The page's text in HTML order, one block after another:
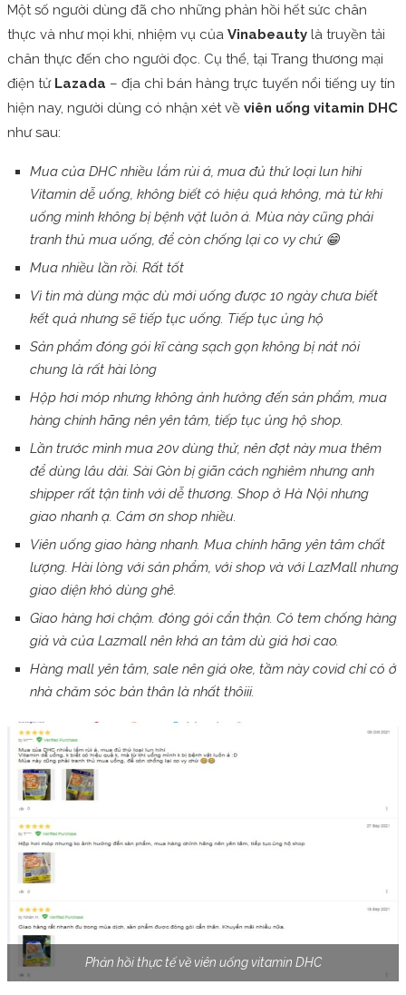
Một số người dùng đã cho những phản hồi hết sức chân
thực và như mọi khi, nhiệm vụ của Vinabeauty là truyền tải
chân thực đến cho người đọc. Cụ thể, tại Trang thương mại
điện tử Lazada – địa chỉ bán hàng trực tuyến nổi tiếng uy tín
hiện nay, người dùng có nhận xét về viên uống vitamin DHC
như sau:
Mua của DHC nhiều lắm rùi á, mua đủ thứ loại lun hihi
Vitamin dễ uống, không biết có hiệu quả không, mà từ khi
uống mình không bị bệnh vặt luôn á. Mùa này cũng phải
tranh thủ mua uống, để còn chống lại co vy chứ 😁
Mua nhiều lần rồi. Rất tốt
Vì tin mà dùng mặc dù mới uống được 10 ngày chưa biết
kết quả nhưng sẽ tiếp tục uống. Tiếp tục ủng hộ
Sản phẩm đóng gói kĩ càng sạch gọn không bị nát nói
chung là rất hài lòng
Hộp hơi móp nhưng không ảnh hưởng đến sản phẩm, mua
hàng chính hãng nên yên tâm, tiếp tục ủng hộ shop.
Lần trước mình mua 20v dùng thử, nên đợt này mua thêm
để dùng lâu dài. Sài Gòn bị giãn cách nghiêm nhưng anh
shipper rất tận tình với dễ thương. Shop ở Hà Nội nhưng
giao nhanh ạ. Cám ơn shop nhiều.
Viên uống giao hàng nhanh. Mua chính hãng yên tâm chất
lượng. Hài lòng với sản phẩm, với shop và với LazMall nhưng
giao diện khó dùng ghê.
Giao hàng hơi chậm. đóng gói cẩn thận. Có tem chống hàng
giả và của Lazmall nên khá an tâm dù giá hơi cao.
Hàng mall yên tâm, sale nên giá oke, tầm này covid chỉ có ở
nhà chăm sóc bản thân là nhất thôiii.
Phản hồi thực tế về viên uống vitamin DHC